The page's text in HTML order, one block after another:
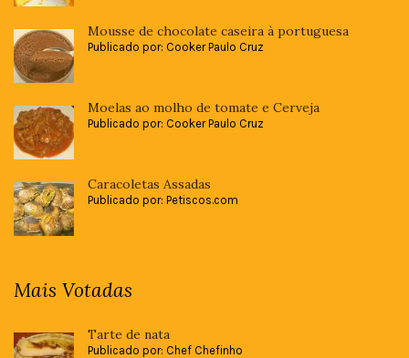
Mousse de chocolate caseira à portuguesa
Publicado por: Cooker Paulo Cruz
Moelas ao molho de tomate e Cerveja
Publicado por: Cooker Paulo Cruz
Caracoletas Assadas
Publicado por: Petiscos.com
Mais Votadas
Tarte de nata
Publicado por: Chef Chefinho